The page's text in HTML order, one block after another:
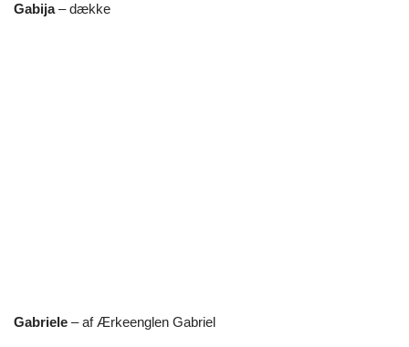
Gabija– dække
Gabriele – af Ærkeenglen Gabriel